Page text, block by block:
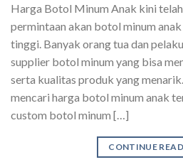
Harga Botol Minum Anak kini
permintaan akan botol minum
tinggi. Banyak orang tua dan
supplier botol minum yang bisa
serta kualitas produk yang
mencari harga botol minum anak
custom botol minum […]
CONTINUE